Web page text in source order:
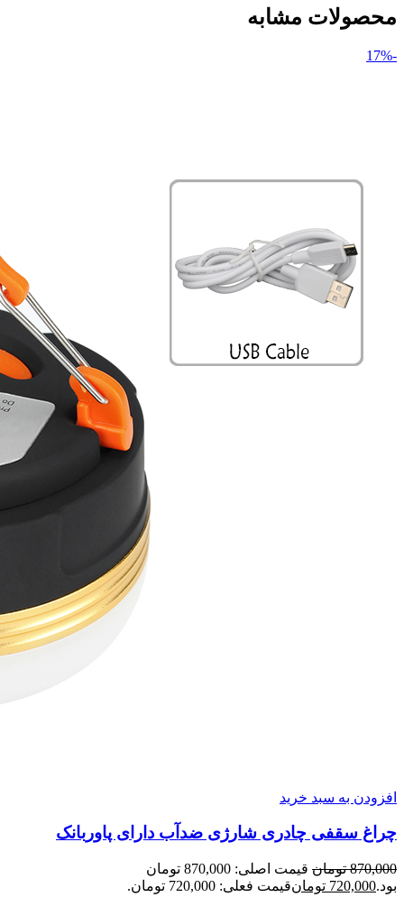
محصولات مشابه
-17%
افزودن به سبد خرید
چراغ سقفی چادری شارژی ضدآب دارای پاوربانک
870,000 تومان
قیمت اصلی: 870,000 تومان
بود.720,000 تومانقیمت فعلی: 720,000 تومان.